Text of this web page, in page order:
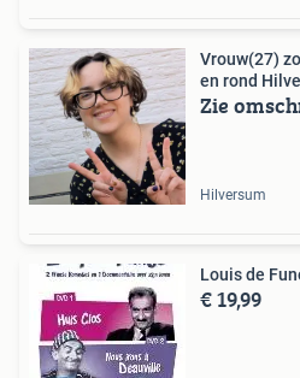
Vrouw(27)
en rond
Zie
Hilversum
Louis de
€ 19,99